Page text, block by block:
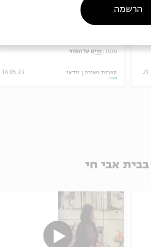
מתוך: חיים על המדף
ספרות ושירה וידאו 14.05.23
אבי חי
הרשמה